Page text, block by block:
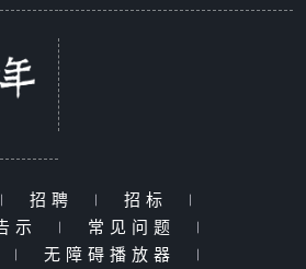
| 招聘 | 招标
|
示
| 常见问题
|
| 无障碍播放器 |